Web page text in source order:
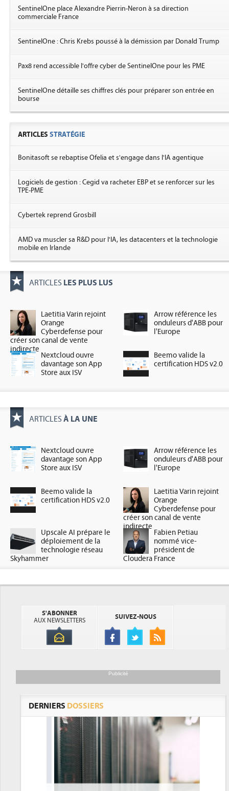
SentinelOne place Alexandre Pierrin-Neron à sa direction
commerciale France
SentinelOne : Chris Krebs poussé à la démission par Donald Trump
Pax8 rend accessible l'offre cyber de SentinelOne pour les PME
SentinelOne détaille ses chiffres clés pour préparer son entrée en
bourse
ARTICLES STRATÉGIE
Bonitasoft se rebaptise Ofelia et s'engage dans l'IA agentique
Logiciels de gestion : Cegid va racheter EBP et se renforcer sur les
TPE-PME
Cybertek reprend Grosbill
AMD va muscler sa R&D pour l'IA, les datacenters et la technologie
mobile en Irlande
ARTICLES LES PLUS LUS
Laetitia Varin rejoint
Orange
Cyberdefense pour
créer son canal de vente
indirecte
Arrow référence les
onduleurs d'ABB pour
l'Europe
Nextcloud ouvre
davantage son App
Store aux ISV
Beemo valide la
certification HDS v2.0
ARTICLES À LA UNE
Nextcloud ouvre
davantage son App
Store aux ISV
Arrow référence les
onduleurs d'ABB pour
l'Europe
Beemo valide la
certification HDS v2.0
Laetitia Varin rejoint
Orange
Cyberdefense pour
créer son canal de vente
indirecte
Upscale AI prépare le
déploiement de la
technologie réseau
Skyhammer
Fabien Petiau
nommé vice-
président de
Cloudera France
S'ABONNER
AUX NEWSLETTERS
SUIVEZ-NOUS
Publicité
DERNIERS DOSSIERS